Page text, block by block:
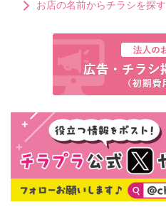
お店の名前からチラシを探す